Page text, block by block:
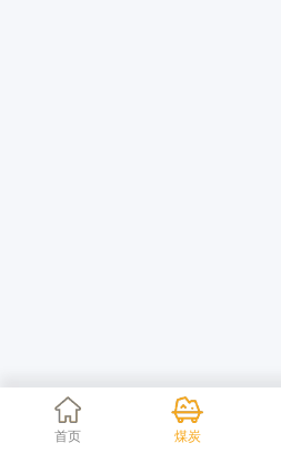
首页 煤炭